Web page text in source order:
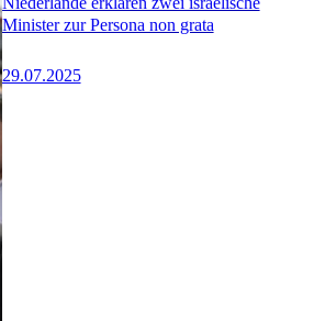
Minister zur Persona non grata
29.07.2025